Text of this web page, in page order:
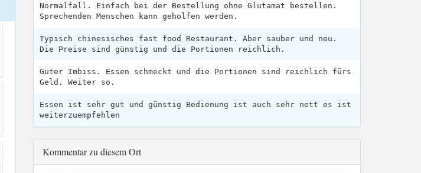
Normalfall. Einfach bei der Bestellung ohne Glutamat bestellen.
Sprechenden Menschen kann geholfen werden.
Typisch chinesisches fast food Restaurant. Aber sauber und neu.
Die Preise sind günstig und die Portionen reichlich.
Guter Imbiss. Essen schmeckt und die Portionen sind reichlich fürs
Geld. Weiter so.
Essen ist sehr gut und günstig Bedienung ist auch sehr nett es ist
weiterzuempfehlen
Kommentar zu diesem Ort